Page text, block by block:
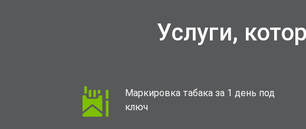
Услуги,
Маркировка табака за 1 день под
ключ